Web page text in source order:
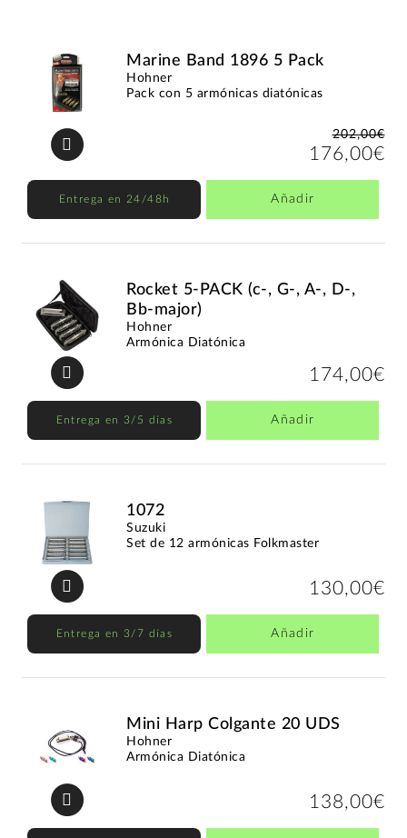
Marine Band 1896 5 Pack
Hohner
Pack con 5 armónicas diatónicas
202,00€
176,00€
Entrega en 24/48h Añadir
Rocket 5-PACK (c-, G-, A-, D-,
Bb-major)
Hohner
Armónica Diatónica
174,00€
Entrega en 3/5 días Añadir
1072
Suzuki
Set de 12 armónicas Folkmaster
130,00€
Entrega en 3/7 días Añadir
Mini Harp Colgante 20 UDS
Hohner
Armónica Diatónica
138,00€